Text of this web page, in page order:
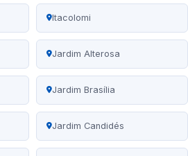
Itacolomi
Jardim Alterosa
Jardim Brasília
Jardim Candidés